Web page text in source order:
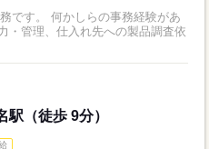
です。 何かしらの事務経験があ
・管理、仕入れ先への製品調査依
（徒歩 9分）